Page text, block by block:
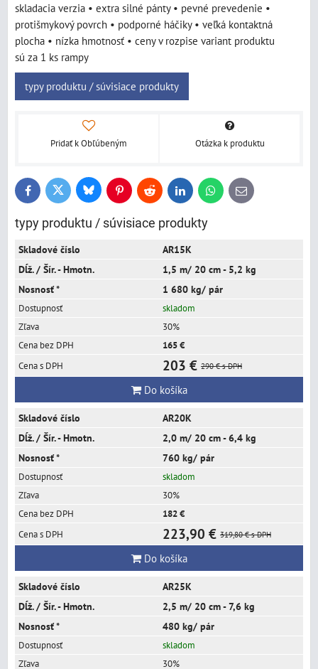
skladacia verzia • extra silné pánty • pevné prevedenie •
protišmykový povrch • podporné háčiky • veľká kontaktná
plocha • nízka hmotnosť • ceny v rozpise variant produktu
sú za 1 ks rampy
typy produktu / súvisiace produkty
Pridať k Obľúbeným Otázka k produktu
FacebookTwitter BlueskyPinterestReddit LinkedInWhatsApp
E-
mail
typy produktu / súvisiace produkty
AR15K
1,5 m/ 20 cm - 5,2 kg
1 680 kg/ pár
skladom
30%
165 €
203 € 290 € s DPH
Do košíka
AR20K
2,0 m/ 20 cm - 6,4 kg
760 kg/ pár
skladom
30%
182 €
223,90 € 319,80 € s DPH
Do košíka
AR25K
2,5 m/ 20 cm - 7,6 kg
480 kg/ pár
skladom
30%